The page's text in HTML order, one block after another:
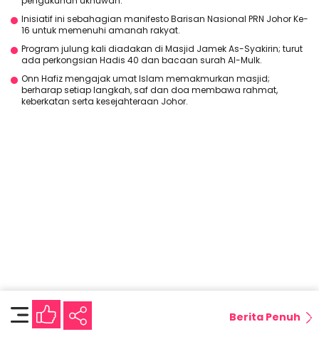
Inisiatif ini sebahagian manifesto Barisan Nasional PRN Johor Ke-
16 untuk memenuhi amanah rakyat.
Program julung kali diadakan di Masjid Jamek As-Syakirin; turut
ada perkongsian Hadis 40 dan bacaan surah Al-Mulk.
Onn Hafiz mengajak umat Islam memakmurkan masjid;
berharap setiap langkah, saf dan doa membawa rahmat,
keberkatan serta kesejahteraan Johor.
Berita Penuh